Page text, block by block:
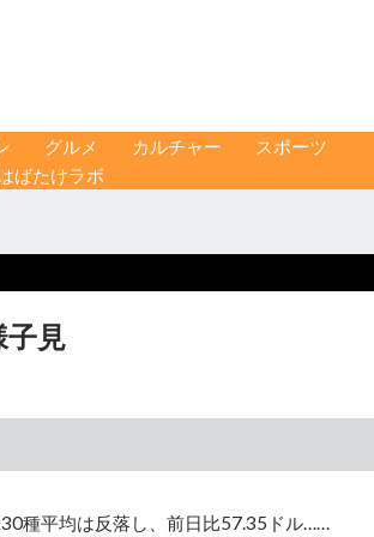
グルメ カルチャー
スポーツ
ばたけラボ
子見
種平均は反落し、前日比57.35ドル……